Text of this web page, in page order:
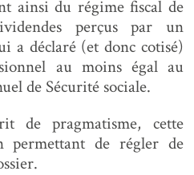
ainsi du régime fiscal de
perçus par un
a déclaré (et donc cotisé)
au moins égal au
de Sécurité sociale.
de pragmatisme, cette
permettant de régler de